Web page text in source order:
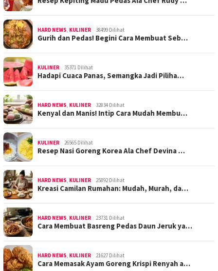
HARD NEWS KULINER 38499 Dilihat
Gurih dan Pedas! Begini Cara Membuat Seb…
KULINER 35371 Dilihat
Hadapi Cuaca Panas, Semangka Jadi Piliha…
HARD NEWS KULINER 32834 Dilihat
Kenyal dan Manis! Intip Cara Mudah Membu…
KULINER 26565 Dilihat
Resep Nasi Goreng Korea Ala Chef Devina …
HARD NEWS KULINER 25892 Dilihat
Kreasi Camilan Rumahan: Mudah, Murah, da…
HARD NEWS KULINER 23731 Dilihat
Cara Membuat Basreng Pedas Daun Jeruk ya…
HARD NEWS KULINER 21627 Dilihat
Cara Memasak Ayam Goreng Krispi Renyah a…